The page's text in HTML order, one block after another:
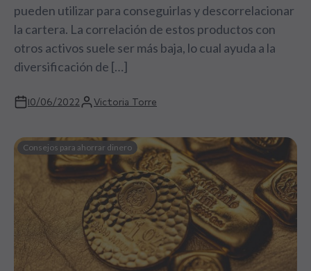
pueden utilizar para conseguirlas y descorrelacionar
la cartera. La correlación de estos productos con
otros activos suele ser más baja, lo cual ayuda a la
diversificación de […]
10/06/2022 Victoria Torre
Consejos para ahorrar dinero